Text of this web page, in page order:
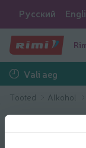
Русский
Vali aeg
Tooted Alkohol